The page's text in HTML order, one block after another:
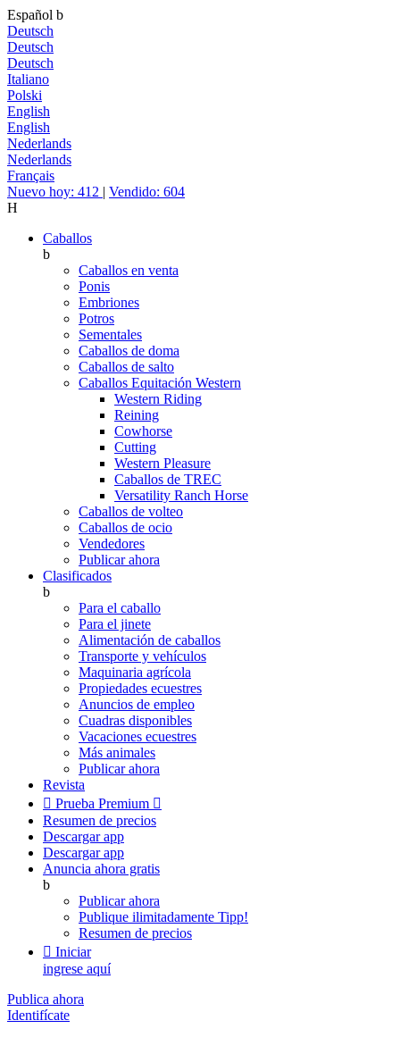
Español b
Deutsch
Deutsch
Deutsch
Italiano
Polski
English
English
Nederlands
Nederlands
Français
Nuevo hoy: 412 | Vendido: 604
H
Caballos
b
Caballos en venta
Ponis
Embriones
Potros
Sementales
Caballos de doma
Caballos de salto
Caballos Equitación Western
Western Riding
Reining
Cowhorse
Cutting
Western Pleasure
Caballos de TREC
Versatility Ranch Horse
Caballos de volteo
Caballos de ocio
Vendedores
Publicar ahora
Clasificados
b
Para el caballo
Para el jinete
Alimentación de caballos
Transporte y vehículos
Maquinaria agrícola
Propiedades ecuestres
Anuncios de empleo
Cuadras disponibles
Vacaciones ecuestres
Más animales
Publicar ahora
Revista
 Prueba Premium 
Resumen de precios
Descargar app
Descargar app
Anuncia ahora gratis
b
Publicar ahora
Publique ilimitadamente Tipp!
Resumen de precios
 Iniciar
ingrese aquí
Publica ahora
Identifícate